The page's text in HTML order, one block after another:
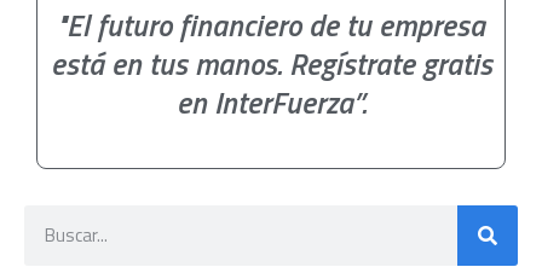
"El futuro financiero de tu empresa
está en tus manos. Regístrate gratis
en InterFuerza”.